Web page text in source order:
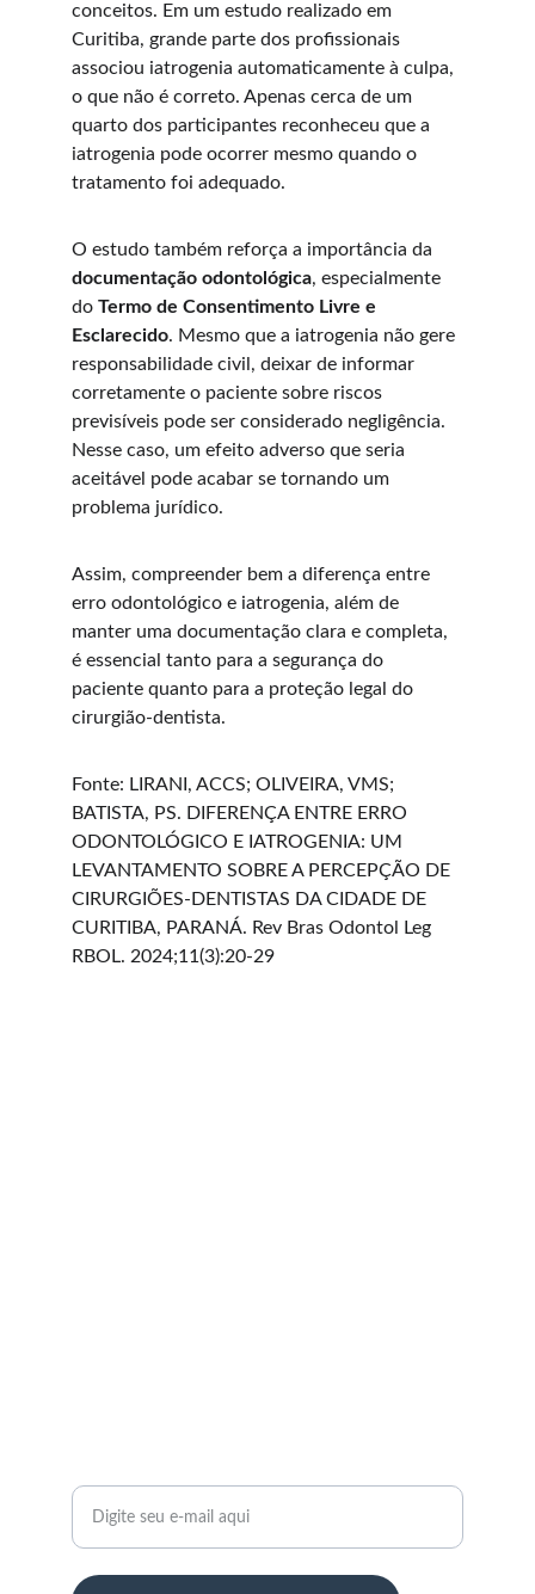
conceitos. Em um estudo realizado em
Curitiba, grande parte dos profissionais
associou iatrogenia automaticamente à culpa,
o que não é correto. Apenas cerca de um
quarto dos participantes reconheceu que a
iatrogenia pode ocorrer mesmo quando o
tratamento foi adequado.
O estudo também reforça a importância da
documentação odontológica, especialmente
do Termo de Consentimento Livre e
Esclarecido. Mesmo que a iatrogenia não gere
responsabilidade civil, deixar de informar
corretamente o paciente sobre riscos
previsíveis pode ser considerado negligência.
Nesse caso, um efeito adverso que seria
aceitável pode acabar se tornando um
problema jurídico.
Assim, compreender bem a diferença entre
erro odontológico e iatrogenia, além de
manter uma documentação clara e completa,
é essencial tanto para a segurança do
paciente quanto para a proteção legal do
cirurgião-dentista.
Fonte: LIRANI, ACCS; OLIVEIRA, VMS;
BATISTA, PS. DIFERENÇA ENTRE ERRO
ODONTOLÓGICO E IATROGENIA: UM
LEVANTAMENTO SOBRE A PERCEPÇÃO DE
CIRURGIÕES-DENTISTAS DA CIDADE DE
CURITIBA, PARANÁ. Rev Bras Odontol Leg
RBOL. 2024;11(3):20-29